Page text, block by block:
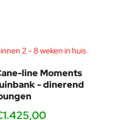
2 - 8 weken in huis
line Moments
- dinerend